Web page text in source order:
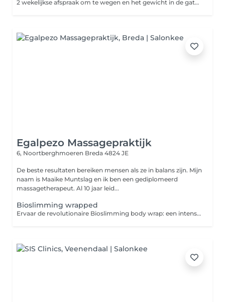
2 wekelijkse afspraak om te wegen en het gewicht in de gaten te houden.
Egalpezo Massagepraktijk
6, Noortberghmoeren Breda 4824 JE
De beste resultaten bereiken mensen als ze in balans zijn. Mijn
naam is Maaike Muntslag en ik ben een gediplomeerd
massagetherapeut. Al 10 jaar leid...
Bioslimming wrapped
Ervaar de revolutionaire Bioslimming body wrap: een intensieve en ontspannende behandeling die helpt bij het verminderen van cellulitis, het verstevigen van de huid en het verfijnen van de lichaamscontouren. Dankzij krachtige natuurlijke ingrediënten wordt de doorbloeding gestimuleerd, vetverbranding geactiveerd en afvalstoffen afgevoerd.